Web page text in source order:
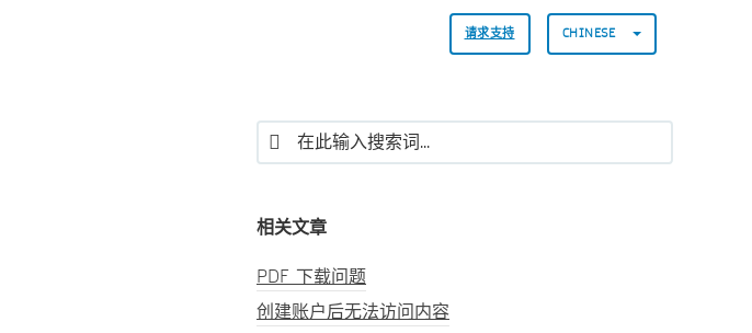
请求支持 CHINESE
相关文章
PDF 下载问题
创建账户后无法访问内容